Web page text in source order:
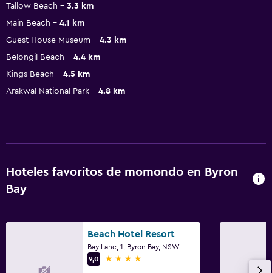
Tallow Beach
3.3 km
Main Beach
4.1 km
Guest House Museum
4.3 km
Belongil Beach
4.4 km
Kings Beach
4.5 km
Arakwal National Park
4.8 km
Hoteles favoritos de momondo en Byron
Bay
Beach Hotel Resort
Bay Lane, 1, Byron Bay, NSW
9,0
4 estrellas